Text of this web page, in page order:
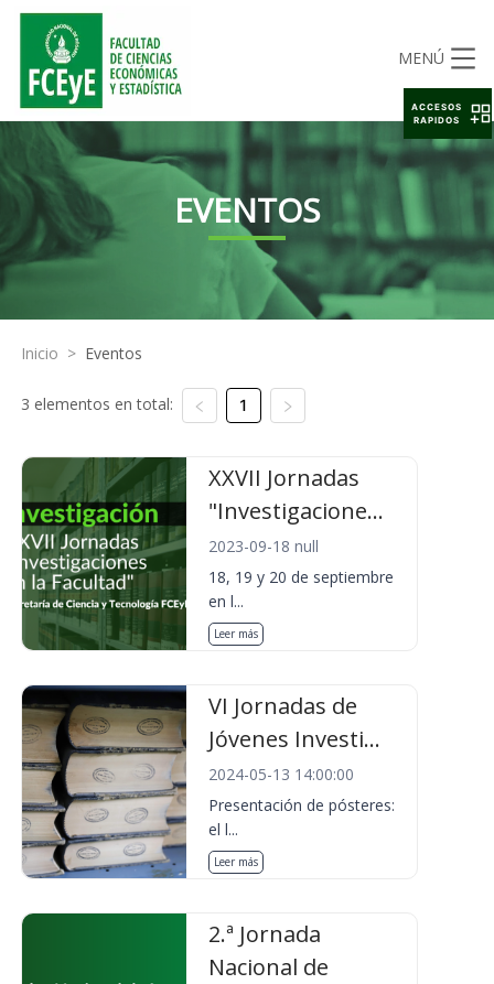
MENÚ
EVENTOS
Inicio > Eventos
3 elementos en total: 1
XXVII Jornadas
"Investigacione...
2023-09-18 null
18, 19 y 20 de septiembre
en l...
Leer más
VI Jornadas de
Jóvenes Investi...
2024-05-13 14:00:00
Presentación de pósteres:
el l...
Leer más
2.ª Jornada
Nacional de
ACCESOS
RAPIDOS